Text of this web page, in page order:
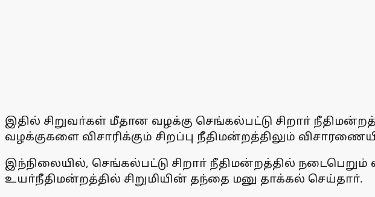
இதில் சிறுவா்கள் மீதான வழக்கு செங்கல்பட்டு சிறாா்
வழக்குகளை விசாரிக்கும் சிறப்பு நீதிமன்றத்திலும்
இந்நிலையில், செங்கல்பட்டு சிறாா் நீதிமன்றத்தில்
உயா்நீதிமன்றத்தில் சிறுமியின் தந்தை மனு தாக்கல் செய்தாா்.